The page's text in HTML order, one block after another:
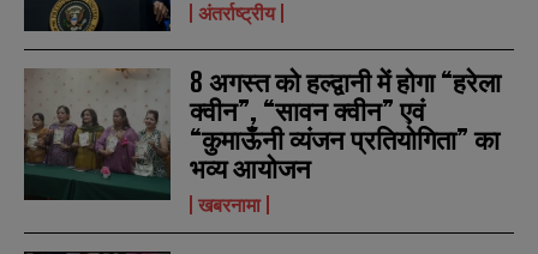
अंतर्राष्ट्रीय
8 अगस्त को हल्द्वानी में होगा “हरेला
क्वीन”, “सावन क्वीन” एवं
“कुमाऊँनी व्यंजन प्रतियोगिता” का
भव्य आयोजन
खबरनामा